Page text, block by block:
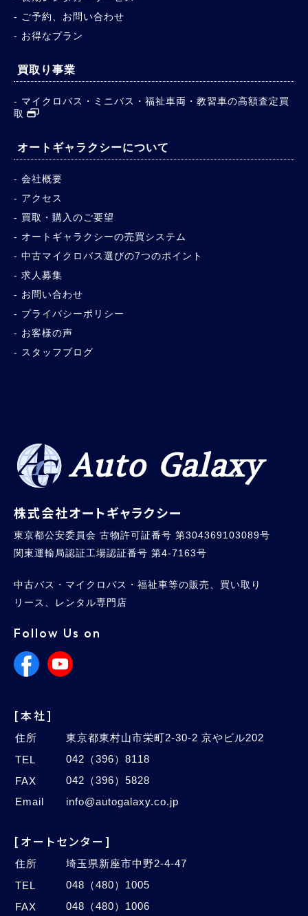
ご予約、お問い合わせ
お得なプラン
買取り事業
マイクロバス・ミニバス・福祉車両・教習車の高額査定買
取
オートギャラクシーについて
会社概要
アクセス
買取・購入のご要望
オートギャラクシーの売買システム
中古マイクロバス選びの7つのポイント
求人募集
お問い合わせ
プライバシーポリシー
お客様の声
スタッフブログ
Auto Galaxy
株式会社オートギャラクシー
東京都公安委員会 古物許可証番号 第304369103089号
関東運輸局認証工場認証番号 第4-7163号
中古バス・マイクロバス・福祉車等の販売、買い取り
リース、レンタル専門店
Follow Us on
[本社]
住所
東京都東村山市栄町2-30-2 京やビル202
TEL
042（396）8118
FAX
042（396）5828
Email
info@autogalaxy.co.jp
[オートセンター]
住所
埼玉県新座市中野2-4-47
TEL
048（480）1005
FAX
048（480）1006